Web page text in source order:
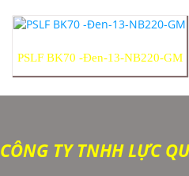
PSLF BK70 -Đen-13-NB220-GM
CÔNG TY TNHH LỰC